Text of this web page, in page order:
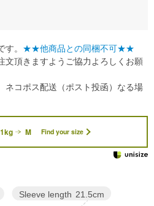
M Find your size
Sleeve length 21.5cm
。 ★★他商品との同梱不可★★
文頂きますようご協力よろしくお願
ネコポス配送（ポスト投函）なる場